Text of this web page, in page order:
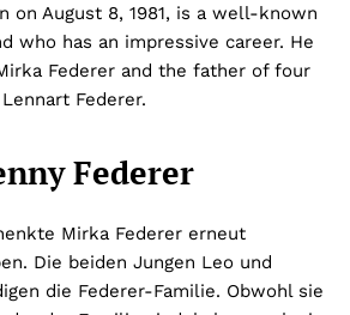
on August 8, 1981, is a well-known
who has an impressive career. He
Federer and the father of four
Federer.
Federer
Mirka Federer erneut
Die beiden Jungen Leo und
die Federer-Familie. Obwohl sie